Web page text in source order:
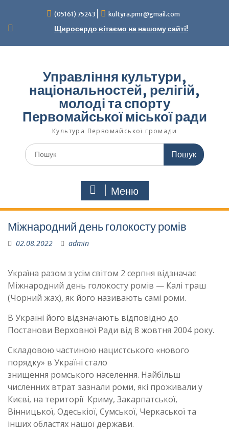
вмісту
(05161) 75243 kultyra.pmr@gmail.com
Щиросердо вітаємо на нашому сайті!
Управління культури,
національностей, релігій,
молоді та спорту
Первомайської міської ради
Культура Первомайcької громади
Шукати:
Меню
Міжнародний день голокосту ромів
02.08.2022 admin
Україна разом з усім світом 2 серпня відзначає
Міжнародний день голокосту ромів — Калі траш
(Чорний жах), як його називають самі роми.
В Україні його відзначають відповідно до
Постанови Верховної Ради від 8 жовтня 2004 року.
Складовою частиною нацистського «нового
порядку» в Україні стало
знищення ромського населення. Найбільш
численних втрат зазнали роми, які проживали у
Києві, на території Криму, Закарпатської,
Вінницької, Одеськіої, Сумської, Черкаської та
інших областях нашої держави.